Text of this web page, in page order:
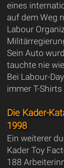
eines
auf dem Weg
Labour
Sein Auto
tauchte nie
Bei Labour-
immer T-
Die Kader-
1998
Ein weiterer
Kader Toy
188